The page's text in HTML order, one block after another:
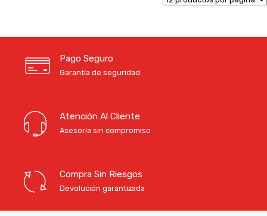
Pago Seguro
Garantía de seguridad
Atención Al Cliente
Asesoría sin compromiso
Compra Sin Riesgos
Devolución garantizada